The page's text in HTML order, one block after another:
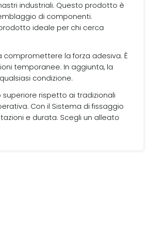
industriali. Questo prodotto è
di componenti.
ideale per chi cerca
compromettere la forza adesiva. È
temporanee. In aggiunta, la
condizione.
rispetto ai tradizionali
Con il Sistema di fissaggio
e durata. Scegli un alleato